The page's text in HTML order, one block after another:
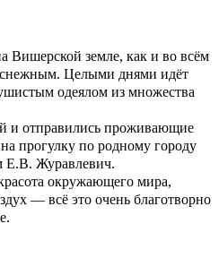
Вишерской земле, как и во всём
снежным. Целыми днями идёт
одеялом из множества
и отправились проживающие
прогулку по родному городу
Е.В. Журавлевич.
окружающего мира,
— всё это очень благотворно